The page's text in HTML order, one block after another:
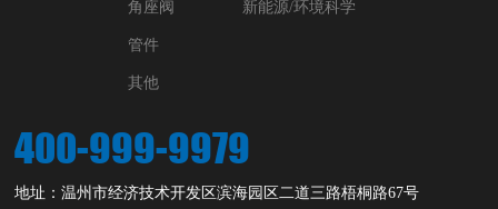
角座阀
管件
其他
新能源/环境科学
400-999-9979
地址：温州市经济技术开发区滨海园区二道三路梧桐路67号